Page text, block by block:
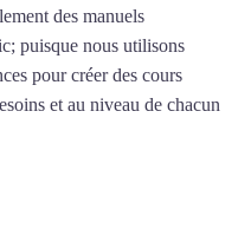
des manuels
puisque nous utilisons
pour créer des cours
et au niveau de chacun